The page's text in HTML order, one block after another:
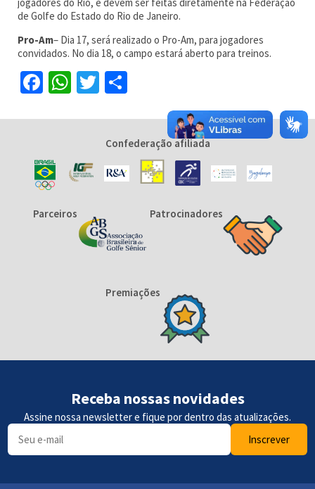
de Golfe do Estado do Rio de Janeiro.
Pro-Am– Dia 17, será realizado o Pro-Am, para jogadores
convidados. No dia 18, o campo estará aberto para treinos.
Facebook
WhatsApp
Twitter
Confederação afiliada
Parceiros Patrocinadores
Premiações
Receba nossas novidades
Assine nossa newsletter e fique por dentro das atualizações.
Inscrever